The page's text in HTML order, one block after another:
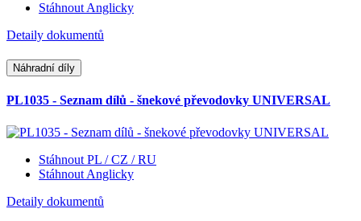
Stáhnout Anglicky
Detaily dokumentů
Náhradní díly
PL1035 - Seznam dílů - šnekové převodovky UNIVERSAL
Stáhnout PL / CZ / RU
Stáhnout Anglicky
Detaily dokumentů